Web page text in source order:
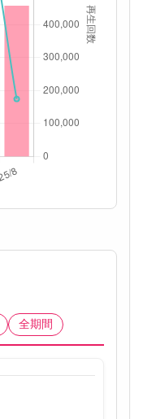
全期間